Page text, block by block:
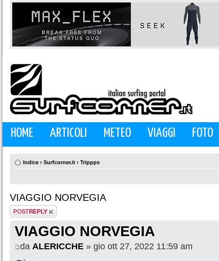
HOME ARTICOLI METEO VIAGGI FOTO
Indice ‹ Surfcorner.it ‹ Trippps
VIAGGIO NORVEGIA
Rispondi al
messaggio
VIAGGIO NORVEGIA
da ALERICCHE » gio ott 27, 2022 11:59 am